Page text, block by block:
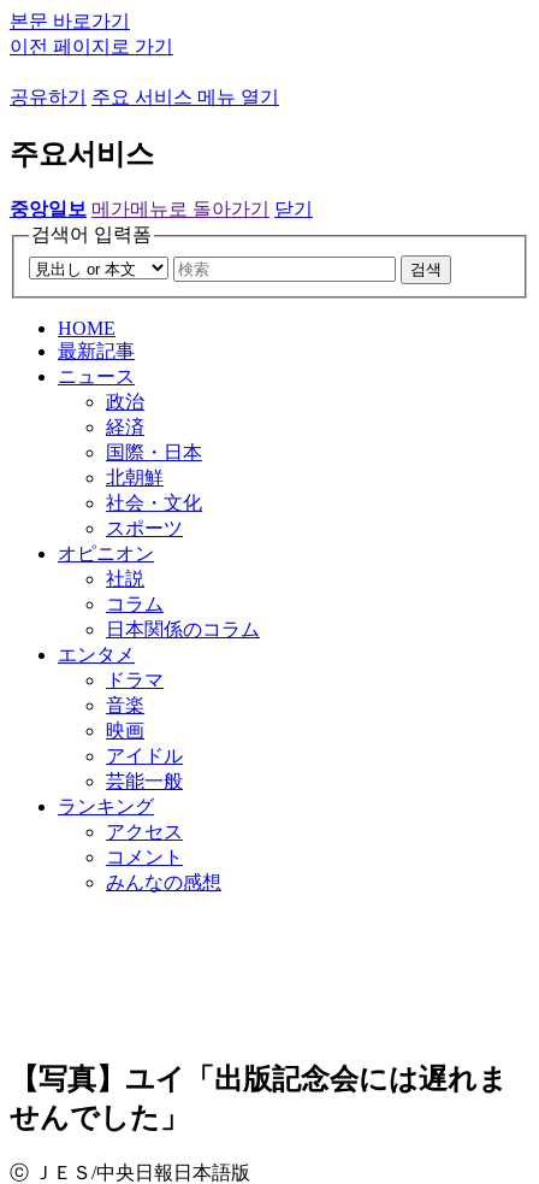
본문 바로가기
이전 페이지로 가기
공유하기 주요 서비스 메뉴 열기
주요서비스
중앙일보 메가메뉴로 돌아가기
닫기
검색어 입력폼
검색
HOME
最新記事
ニュース
政治
経済
国際・日本
北朝鮮
社会・文化
スポーツ
オピニオン
社説
コラム
日本関係のコラム
エンタメ
ドラマ
音楽
映画
アイドル
芸能一般
ランキング
アクセス
コメント
みんなの感想
【写真】ユイ「出版記念会には遅れま
せんでした」
ⓒ ＪＥＳ/中央日報日本語版